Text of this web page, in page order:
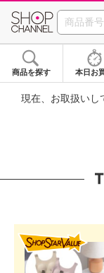
商品を探す 本日お
現在、お取扱いし